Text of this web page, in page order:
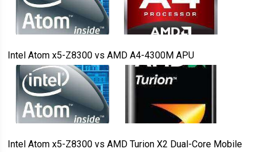
Intel Atom x5-Z8300vs AMD A4-4300M APU
Intel Atom x5-Z8300vs AMD Turion X2 Dual-Core Mobile